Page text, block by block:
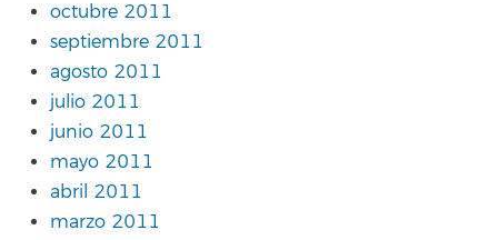
octubre 2011
septiembre 2011
agosto 2011
julio 2011
junio 2011
mayo 2011
abril 2011
marzo 2011